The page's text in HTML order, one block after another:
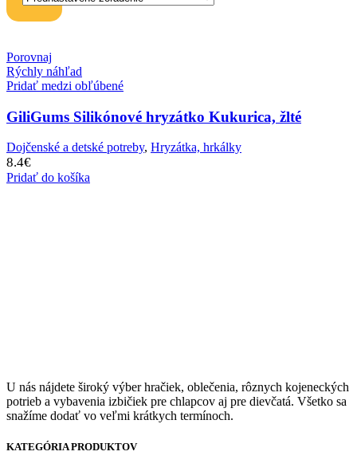
Porovnaj
Rýchly náhľad
Pridať medzi obľúbené
GiliGums Silikónové hryzátko Kukurica, žlté
Dojčenské a detské potreby, Hryzátka, hrkálky
8.4€
Pridať do košíka
U nás nájdete široký výber hračiek, oblečenia, rôznych kojeneckých
potrieb a vybavenia izbičiek pre chlapcov aj pre dievčatá. Všetko sa
snažíme dodať vo veľmi krátkych termínoch.
KATEGÓRIA PRODUKTOV